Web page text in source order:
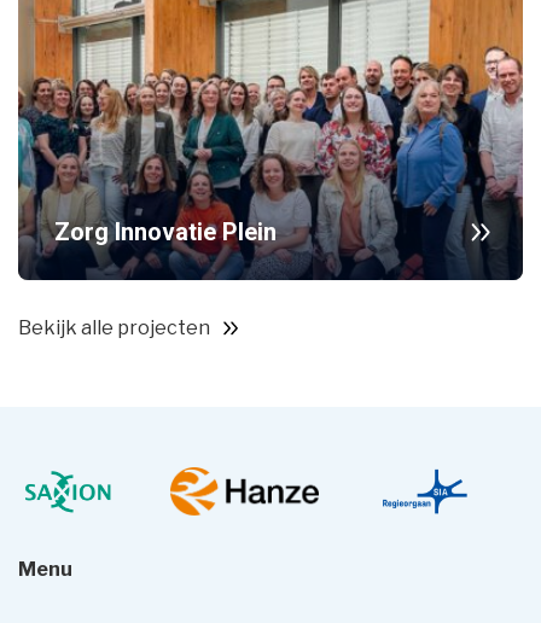
Zorg Innovatie Plein
Bekijk alle projecten
Menu